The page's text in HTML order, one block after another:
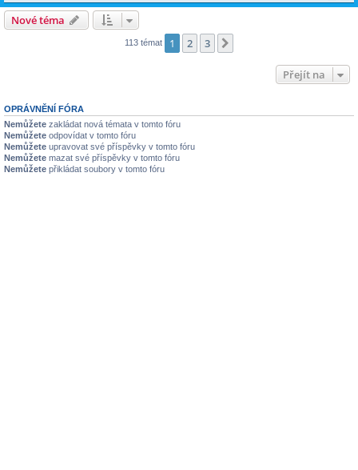
Nové téma
113 témat 1 2 3
Přejít na
OPRÁVNĚNÍ FÓRA
Nemůžete zakládat nová témata v tomto fóru
Nemůžete odpovídat v tomto fóru
Nemůžete upravovat své příspěvky v tomto fóru
Nemůžete mazat své příspěvky v tomto fóru
Nemůžete přikládat soubory v tomto fóru